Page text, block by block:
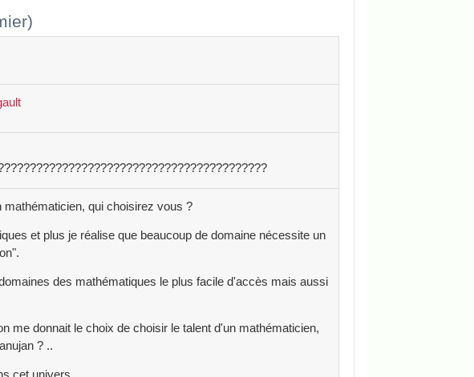
mathématicien, qui choisirez vous ?
et plus je réalise que beaucoup de domaine nécessite un
des mathématiques le plus facile d'accès mais aussi
me donnait le choix de choisir le talent d'un mathématicien,
? ..